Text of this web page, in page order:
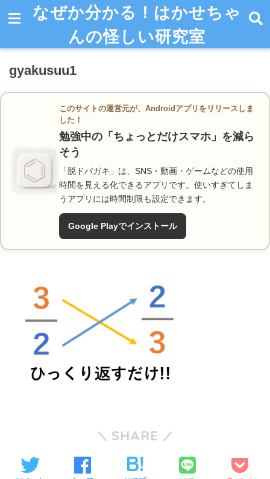
なぜか分かる！はかせちゃ
んの怪しい研究室
gyakusuu1
このサイトの運営元が、Androidアプリをリリースしま
した！
勉強中の「ちょっとだけスマホ」を減ら
そう
「脱ドパガキ」は、SNS・動画・ゲームなどの使用
時間を見える化できるアプリです。使いすぎてしま
うアプリには時間制限も設定できます。
Google Playでインストール
SHARE